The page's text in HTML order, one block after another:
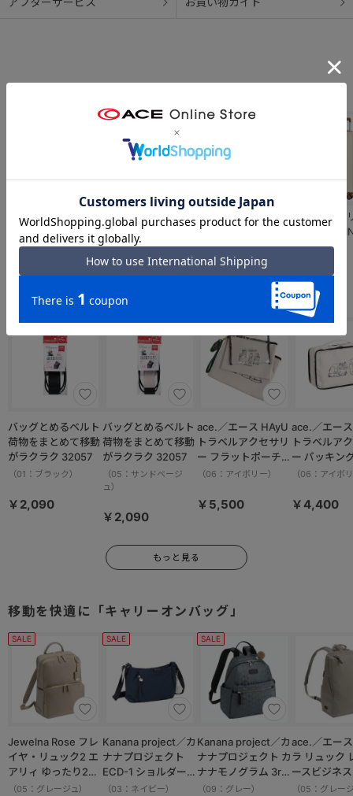
BRIC'S／ブリック
ス TAORMINA タ
オルミナ スーツケ
BAH08450
￥77,000
BRIC'S／ブリック
ス TAORMINA タ
オルミナ スーツケ
ース 89231／
BAH08451
￥71,500
BRIC'S／ブリック
ス CAPRI 2 カプリ
2 スーツケース
89131／
BRK28027
￥51,590
BRIC'S／ブ
ス
オルミナ ス
BAH08452
￥77,000
合わせて揃えたい「小物アイテム」
バッグとめるベルト
荷物をまとめて移動
がラクラク 32057
（01：ブラック）
￥2,090
バッグとめるベルト
荷物をまとめて移動
がラクラク 32057
（05：サンドベージ
ュ）
￥2,090
ace.／エース HAyU
トラベルアクセサリ
ー フラットポーチセ
ット 17825
（06：アイボリー）
￥5,500
ace.／エース
トラベルア
ー パッキン
M 17822
（06：アイボ
￥4,400
もっと見る
移動を快適に「キャリーオンバッグ」
SALE
Jewelna Rose フレ
イヤ・リュック2 エ
アリィ ゆったり2ル
ーム 16262
（05：グレージュ）
SALE
Kanana project／カ
ナナプロジェクト
ECD-1 ショルダーバ
ッグ 横 19083
（03：ネイビー）
SALE
Kanana project／カ
ナナプロジェクト カ
ナナモノグラム 3rd
リュックサック
（09：グレー）
ace.／エー
ラ リュック
ースビジネ
14.0インチ
（05：グレー